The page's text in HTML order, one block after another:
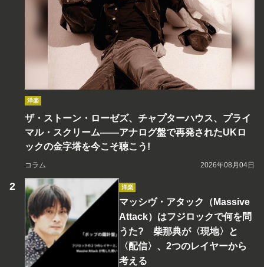
洋楽
ザ・ストーン・ローゼズ、チャプターハウス、プライ
マル・スクリーム――アナログ盤で再発されたUKロ
ックの金字塔を今こそ聴こう!
コラム 2026年08月04日
洋楽
マッシヴ・アタック（Massive
Attack）はフジロックで何を問
うた? 柴那典が〈現地〉と
〈配信〉、2つのレイヤーから
考える